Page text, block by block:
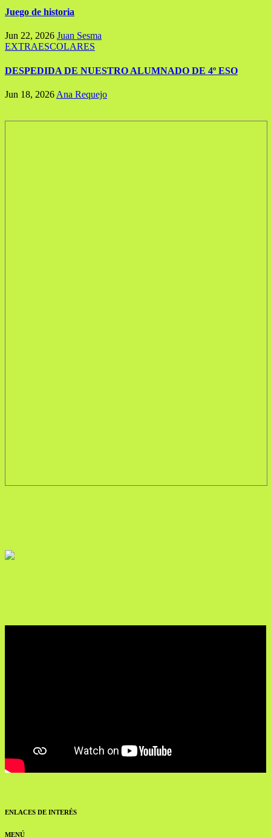
Juego de historia
Jun 22, 2026 Juan Sesma
EXTRAESCOLARES
DESPEDIDA DE NUESTRO ALUMNADO DE 4º ESO
Jun 18, 2026 Ana Requejo
ENLACES DE INTERÉS
MENÚ